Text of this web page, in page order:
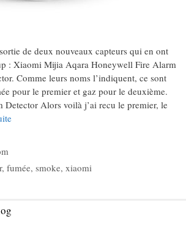
de deux nouveaux capteurs qui en ont
: Xiaomi Mijia Aqara Honeywell Fire Alarm
Comme leurs noms l’indiquent, ce sont
pour le premier et gaz pour le deuxième.
Alors voilà j’ai recu le premier, le
, fumée, smoke, xiaomi